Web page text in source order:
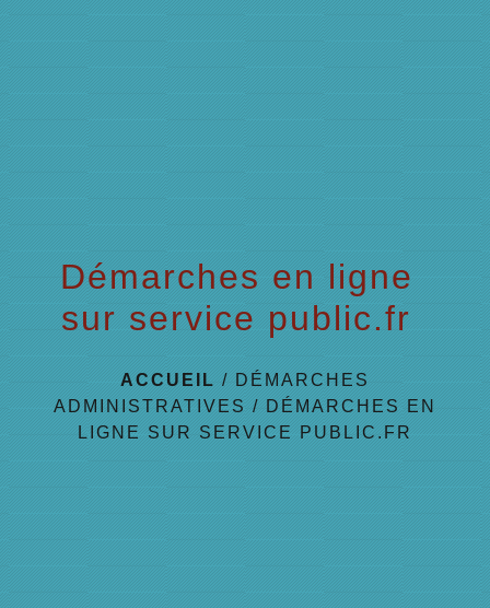
Démarches en ligne
sur service public.fr
ACCUEIL / DÉMARCHES
ADMINISTRATIVES / DÉMARCHES EN
LIGNE SUR SERVICE PUBLIC.FR